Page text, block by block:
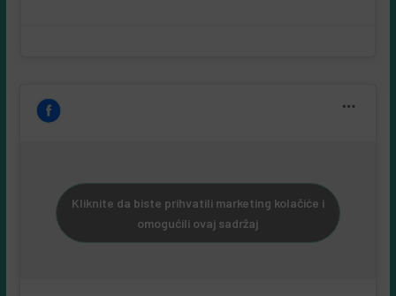
Kliknite da biste prihvatili marketing kolačiće i
omogućili ovaj sadržaj